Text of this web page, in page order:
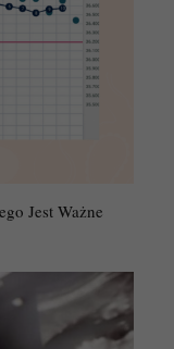
Jest Ważne